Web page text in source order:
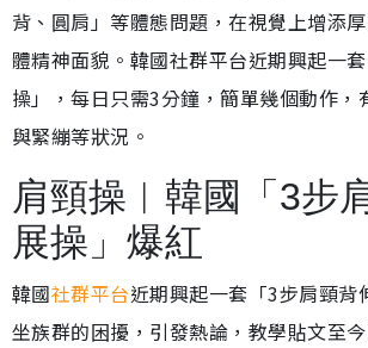
背、圓肩」等體態問題，在視覺上增添
體精神面貌。韓國社群平台近期興起一
操」，每日只需3分鐘，簡單幾個動作，
與緊繃等狀況。
肩頸操︱韓國「3步
展操」爆紅
韓國社群平台近期興起一套「3步肩頸背
坐族群的困擾，引發熱論，教學貼文至